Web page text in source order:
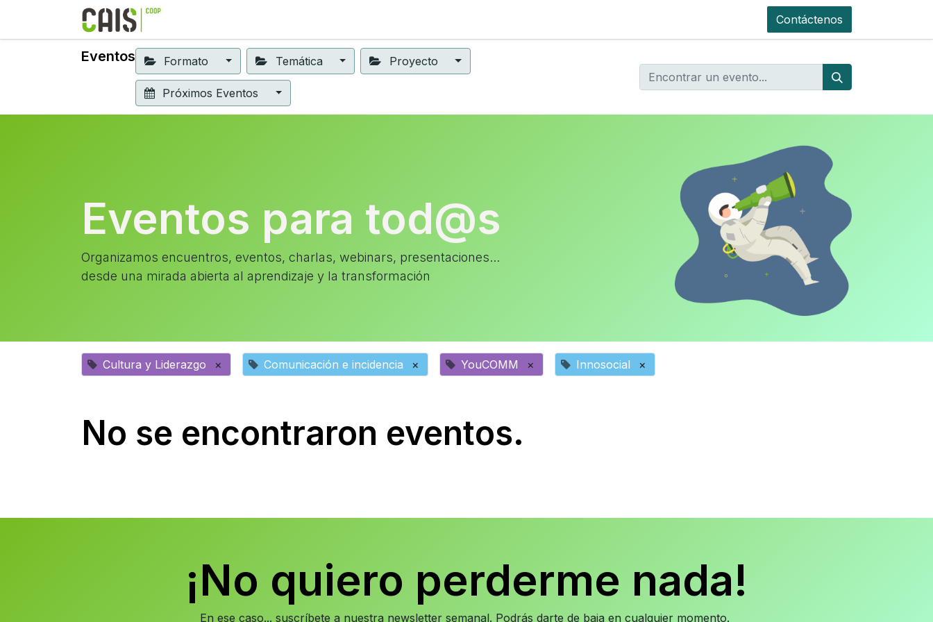
Contáctenos
Eventos Formato Temática Proyecto
Próximos Eventos
Eventos para tod@s
Organizamos encuentros, eventos, charlas, webinars, presentaciones...
desde una mirada abierta al aprendizaje y la transformación
Cultura y Liderazgo × Comunicación e incidencia × YouCOMM × Innosocial ×
No se encontraron eventos.
¡No quiero perderme nada!
En ese caso... suscríbete a nuestra newsletter semanal. Podrás darte de baja en cualquier momento.